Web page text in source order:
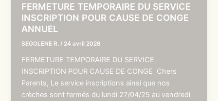
FERMETURE TEMPORAIRE DU SERVICE
INSCRIPTION POUR CAUSE DE CONGE
ANNUEL
SEGOLENE R. / 24 avril 2026
FERMETURE TEMPORAIRE DU SERVICE
INSCRIPTION POUR CAUSE DE CONGE Chers
Parents, Le service inscriptions ainsi que nos
crèches sont fermés du lundi 27/04/25 au vendredi